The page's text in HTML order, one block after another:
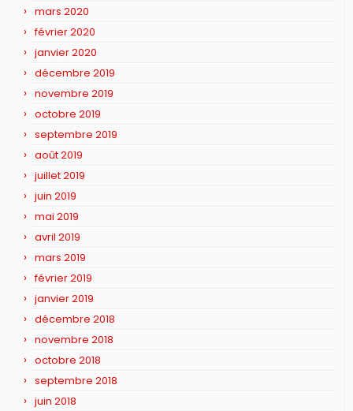
mars 2020
février 2020
janvier 2020
décembre 2019
novembre 2019
octobre 2019
septembre 2019
août 2019
juillet 2019
juin 2019
mai 2019
avril 2019
mars 2019
février 2019
janvier 2019
décembre 2018
novembre 2018
octobre 2018
septembre 2018
juin 2018